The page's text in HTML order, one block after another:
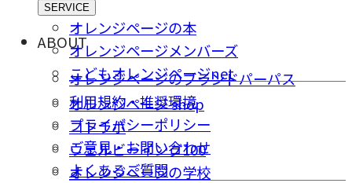
SERVICE
オレンジページの本
オレンジページメンバーズ
こどもオレンジページnet
オレンジページ shop
コトラボ
ウェルビーイング100
オレンジページの学校
ABOUT
オレンジページのブランドパーパス
利用規約・推奨環境
プライバシーポリシー
ご意⾒・お問い合わせ
よくあるご質問